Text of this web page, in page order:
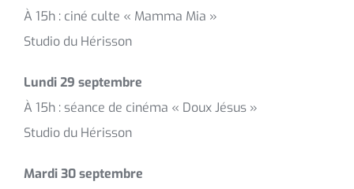
À 15h : ciné culte « Mamma Mia »
Studio du Hérisson
Lundi 29 septembre
À 15h : séance de cinéma « Doux Jésus »
Studio du Hérisson
Mardi 30 septembre